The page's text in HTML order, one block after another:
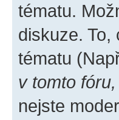
tématu.
diskuze.
tématu
v tomto fóru,
nejste